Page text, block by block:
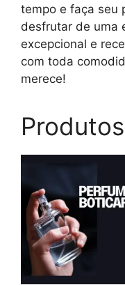
tempo e faça seu
desfrutar de uma
excepcional e
com toda
merece!